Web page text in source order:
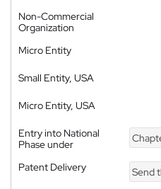
Non-Commercial
Organization
Micro Entity
Small Entity, USA
Micro Entity, USA
Entry into National
Phase under
Patent Delivery Send